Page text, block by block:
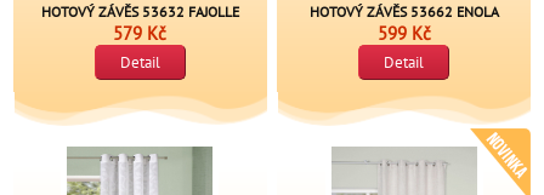
HOTOVÝ ZÁVĚS 53632 FAJOLLE
579 Kč
Detail
HOTOVÝ ZÁVĚS 53662 ENOLA
599 Kč
Detail